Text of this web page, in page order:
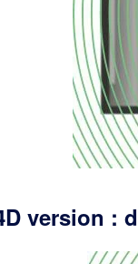
version : d